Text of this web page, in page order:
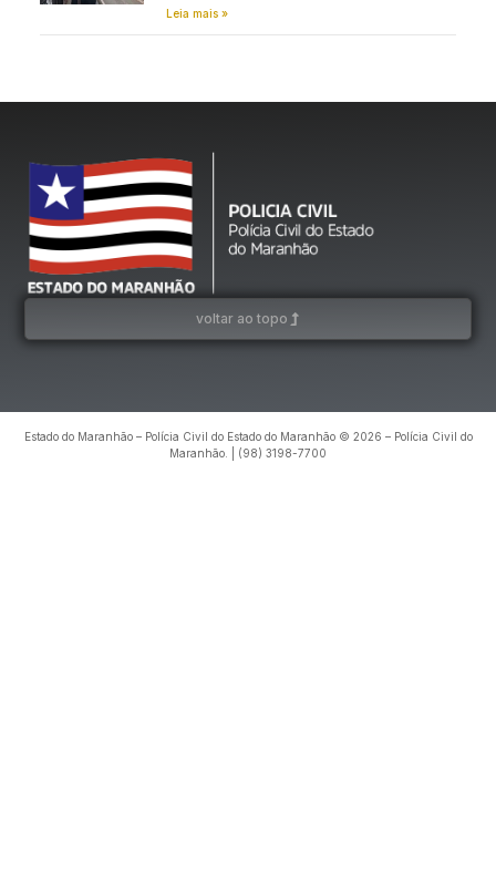
Leia mais »
voltar ao topo
Estado do Maranhão – Polícia Civil do Estado do Maranhão © 2026 – Polícia Civil do
Maranhão. | (98) 3198-7700